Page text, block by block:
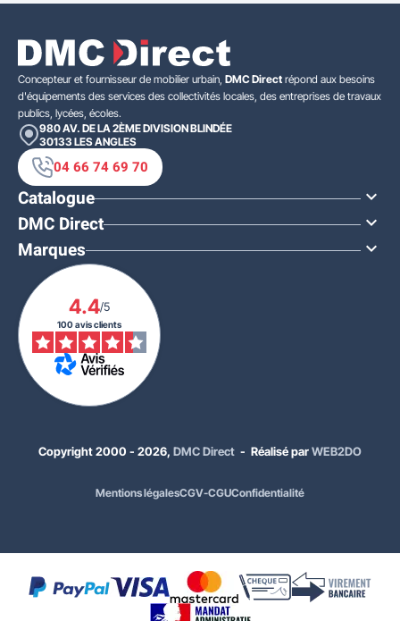
834,00 €HT
1 000,80 €
Choisissez votre modèle de table :À sceller
Concepteur et fournisseur de mobilier urbain, DMC Direct répond aux besoins
d'équipements des services des collectivités locales, des entreprises de travaux
publics, lycées, écoles.
980 AV. DE LA 2ÈME DIVISION BLINDÉE
30133 LES ANGLES
04 66 74 69 70
Catalogue 
DMC Direct 
Marques 
4.4/5
100 avis clients
Copyright 2000 - 2026, DMC Direct - Réalisé parWEB2DO
Mentions légalesCGV-CGUConfidentialité